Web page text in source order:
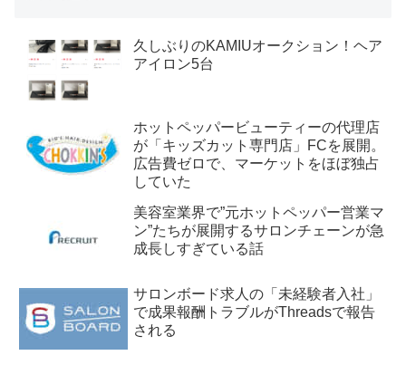
久しぶりのKAMIUオークション！ヘア
アイロン5台
ホットペッパービューティーの代理店
が「キッズカット専門店」FCを展開。
広告費ゼロで、マーケットをほぼ独占
していた
美容室業界で”元ホットペッパー営業マ
ン”たちが展開するサロンチェーンが急
成長しすぎている話
サロンボード求人の「未経験者入社」
で成果報酬トラブルがThreadsで報告
される